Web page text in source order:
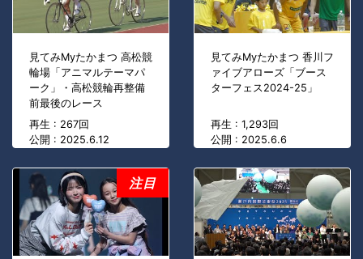
見てみMyたかまつ 高松競
輪場「アニマルテーマパ
ーク」・高松競輪再整備
前最後のレース
再生 : 267回
公開 : 2025.6.12
見てみMyたかまつ 香川フ
ァイブアローズ「ブース
ターフェス2024-25」
再生 : 1,293回
公開 : 2025.6.6
注目